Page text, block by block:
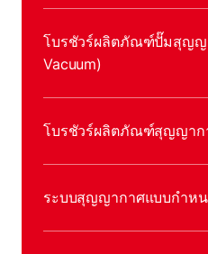
โบรชัวร์ผลิตภัณฑ์ปั๊มสุญญ
Vacuum)
โบรชัวร์ผลิตภัณฑ์สุญญาก
ระบบสุญญากาศแบบกําหน